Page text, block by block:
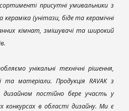
присутні умивальники з
(унітази, біде та керамічні
кімнат, змішувачі та широкий
унікальні технічні рішення,
та матеріали. Продукція RAVAK з
дизайном постійно бере участь у
конкурсах в області дизайну. Ми є